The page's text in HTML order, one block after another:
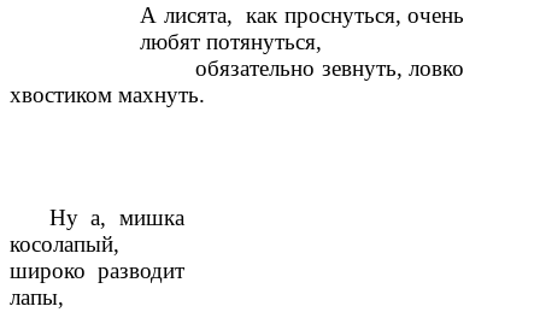
А лисята, как проснуться, очень
любят потянуться,
обязательно зевнуть, ловко
хвостиком махнуть.
Ну а, мишка
косолапый,
широко разводит
лапы,